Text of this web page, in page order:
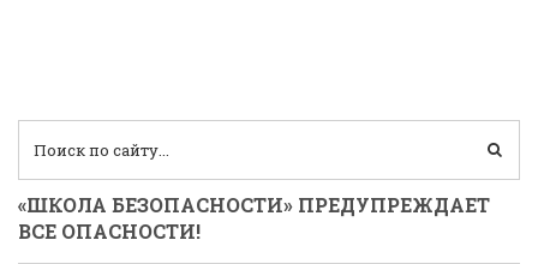
«ШКОЛА БЕЗОПАСНОСТИ» ПРЕДУПРЕЖДАЕТ
ВСЕ ОПАСНОСТИ!